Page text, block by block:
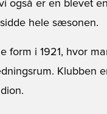
også er en blevet
hele sæsonen.
form i 1921, hvor
Klubben